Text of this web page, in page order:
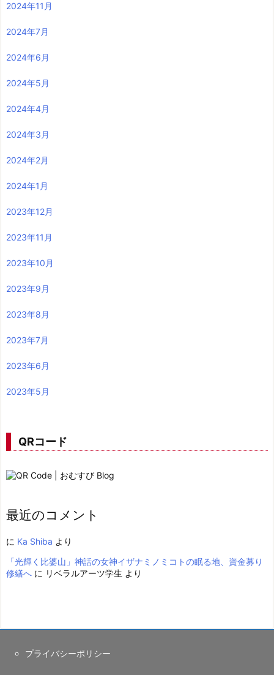
2024年11月
2024年7月
2024年6月
2024年5月
2024年4月
2024年3月
2024年2月
2024年1月
2023年12月
2023年11月
2023年10月
2023年9月
2023年8月
2023年7月
2023年6月
2023年5月
QRコード
最近のコメント
に Ka Shiba より
「光輝く比婆山」神話の女神イザナミノミコトの眠る地、資金募り
修繕へ に リベラルアーツ学生 より
プライバシーポリシー